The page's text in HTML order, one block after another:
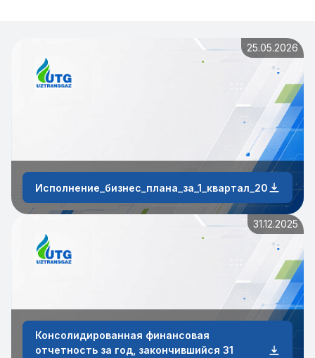
25.05.2026
Исполнение_бизнес_плана_за_1_квартал_2026_года
31.12.2025
Консолидированная финансовая
отчетность за год, закончившийся 31